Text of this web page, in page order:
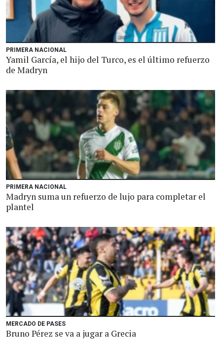
PRIMERA NACIONAL
Yamil García, el hijo del Turco, es el último refuerzo
de Madryn
PRIMERA NACIONAL
Madryn suma un refuerzo de lujo para completar el
plantel
MERCADO DE PASES
Bruno Pérez se va a jugar a Grecia